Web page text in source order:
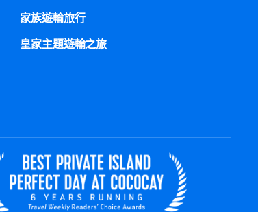
家族遊輪旅行
皇家主題遊輪之旅